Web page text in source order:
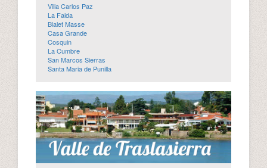
Villa Carlos Paz
La Falda
Bialet Masse
Casa Grande
Cosquin
La Cumbre
San Marcos Sierras
Santa Maria de Punilla